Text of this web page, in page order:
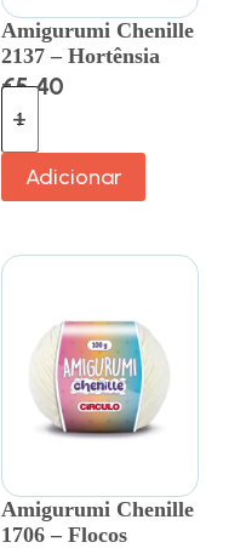
Amigurumi Chenille
2137 – Hortênsia
€5.40
Adicionar
Amigurumi Chenille
1706 – Flocos